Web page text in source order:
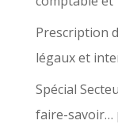
Prescription
légaux et
Spécial
faire-savoir…